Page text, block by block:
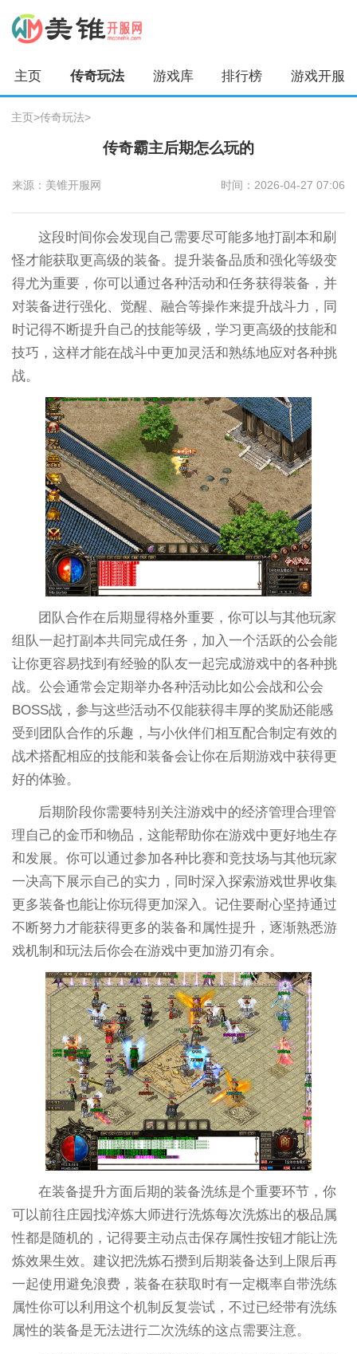
主页 传奇玩法 游戏库 排行榜 游戏开服
主页>传奇玩法>
传奇霸主后期怎么玩的
来源：美锥开服网 时间：2026-04-27 07:06
这段时间你会发现自己需要尽可能多地打副本和刷
怪才能获取更高级的装备。提升装备品质和强化等级变
得尤为重要，你可以通过各种活动和任务获得装备，并
对装备进行强化、觉醒、融合等操作来提升战斗力，同
时记得不断提升自己的技能等级，学习更高级的技能和
技巧，这样才能在战斗中更加灵活和熟练地应对各种挑
战。
团队合作在后期显得格外重要，你可以与其他玩家
组队一起打副本共同完成任务，加入一个活跃的公会能
让你更容易找到有经验的队友一起完成游戏中的各种挑
战。公会通常会定期举办各种活动比如公会战和公会
BOSS战，参与这些活动不仅能获得丰厚的奖励还能感
受到团队合作的乐趣，与小伙伴们相互配合制定有效的
战术搭配相应的技能和装备会让你在后期游戏中获得更
好的体验。
后期阶段你需要特别关注游戏中的经济管理合理管
理自己的金币和物品，这能帮助你在游戏中更好地生存
和发展。你可以通过参加各种比赛和竞技场与其他玩家
一决高下展示自己的实力，同时深入探索游戏世界收集
更多装备也能让你玩得更加深入。记住要耐心坚持通过
不断努力才能获得更多的装备和属性提升，逐渐熟悉游
戏机制和玩法后你会在游戏中更加游刃有余。
在装备提升方面后期的装备洗练是个重要环节，你
可以前往庄园找淬炼大师进行洗炼每次洗炼出的极品属
性都是随机的，记得要主动点击保存属性按钮才能让洗
炼效果生效。建议把洗炼石攒到后期装备达到上限后再
一起使用避免浪费，装备在获取时有一定概率自带洗练
属性你可以利用这个机制反复尝试，不过已经带有洗练
属性的装备是无法进行二次洗练的这点需要注意。